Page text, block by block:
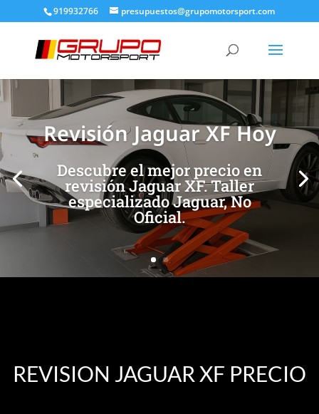
919932766 presupuestos@grupomotorsport.com
Revisión Jaguar XF Hoy
Descubre el mejor precio en
revisión Jaguar XF. Taller
especializado Jaguar, No
Oficial.
[/et_pb_slide]
REVISION JAGUAR XF PRECIO